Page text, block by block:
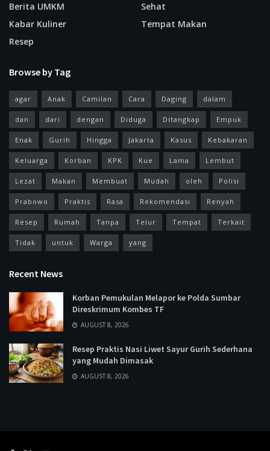
Berita UMKM
Kabar Kuliner
Resep
Sehat
Tempat Makan
Browse by Tag
agar Anak Camilan Cara Daging dalam
dan dari dengan Diduga Ditangkap Empuk
Enak Gurih Hingga Jakarta Kasus Kebakaran
Keluarga Korban KPK Kue Lama Lembut
Lezat Makan Membuat Mudah oleh Polisi
Prabowo Praktis Rasa Rekomendasi Renyah
Resep Rumah Tanpa Telur Tempat Terkait
Tidak untuk Warga yang
Recent News
Korban Pemukulan Melapor ke Polda Sumbar
Direskrimum Kombes TF
AUGUST 8, 2026
Resep Praktis Nasi Liwet Sayur Gurih Sederhana
yang Mudah Dimasak
AUGUST 8, 2026